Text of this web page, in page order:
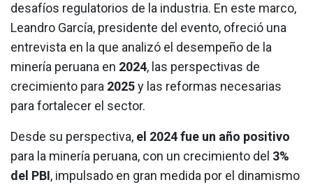
desafíos regulatorios de la industria. En este marco,
Leandro García, presidente del evento, ofreció una
entrevista en la que analizó el desempeño de la
minería peruana en 2024, las perspectivas de
crecimiento para 2025y las reformas necesarias
para fortalecer el sector.
Desde su perspectiva, el 2024 fue un año positivo
para la minería peruana, con un crecimiento del 3%
del PBI, impulsado en gran medida por el dinamismo